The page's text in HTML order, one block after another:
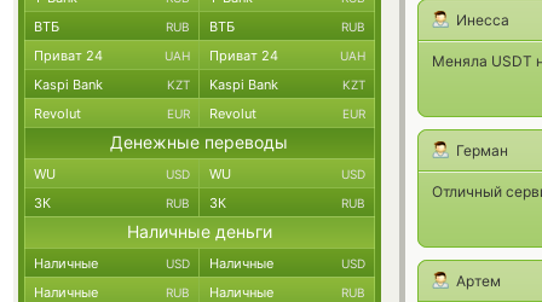
Инесса
Меняла USDT
Герман
Отличный
Артем
ВТБ RUB ВТБ RUB
Приват 24 UAH Приват 24 UAH
Kaspi Bank KZT Kaspi Bank KZT
Revolut EUR Revolut EUR
Денежные переводы
WU USD WU USD
ЗК RUB ЗК RUB
Наличные деньги
Наличные USD Наличные USD
Наличные RUB Наличные RUB